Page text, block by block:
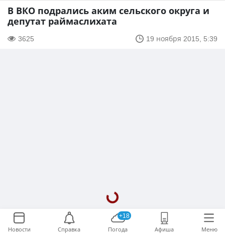
В ВКО подрались аким сельского округа и
депутат раймаслихата
3625 19 ноября 2015, 5:39
Новости Справка
+18
Погода Афиша Меню